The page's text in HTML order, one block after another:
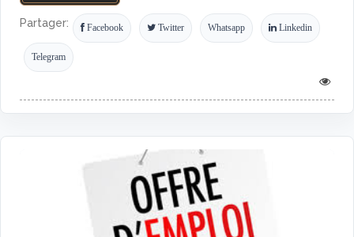
Partager: Facebook Twitter Whatsapp Linkedin
Telegram